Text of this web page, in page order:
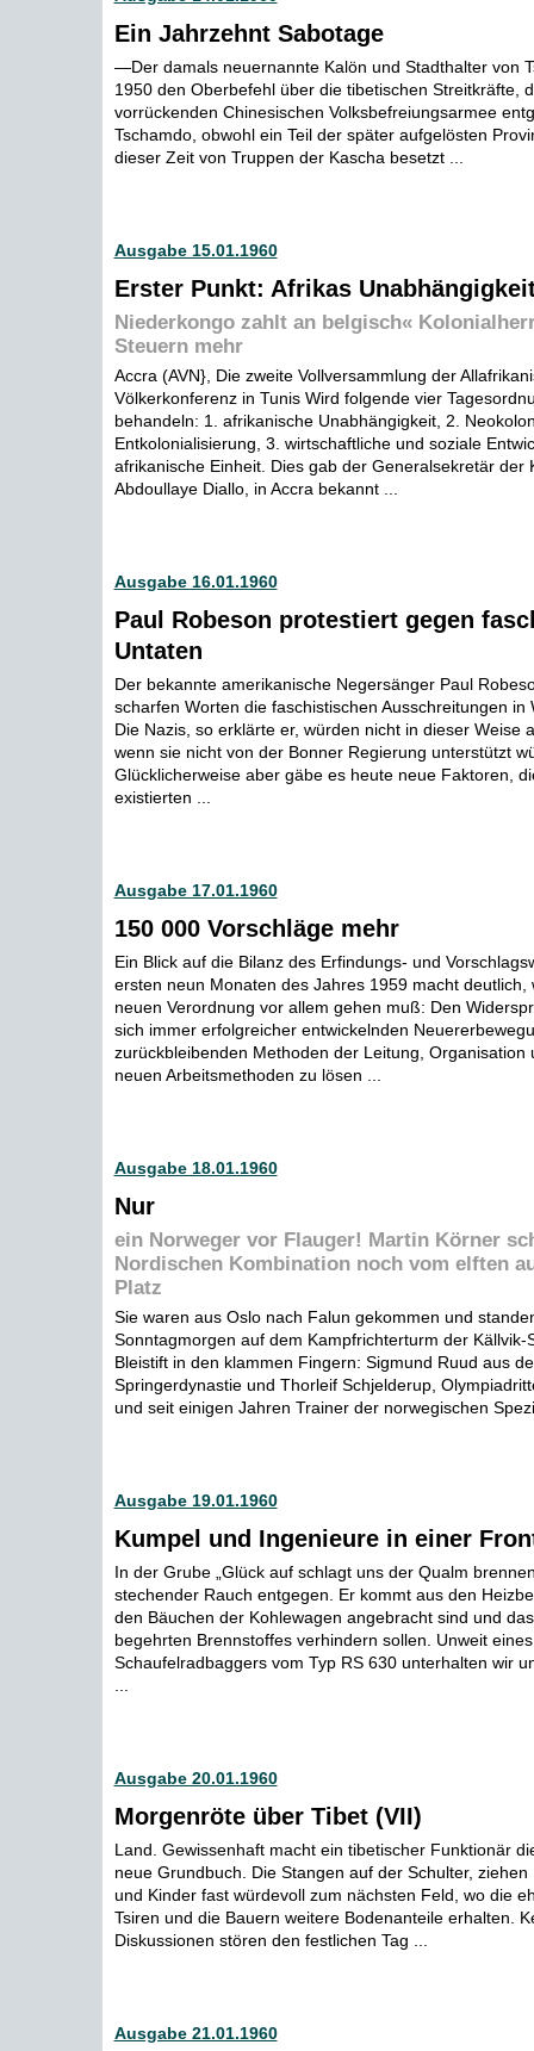
Ein Jahrzehnt Sabotage
—Der damals neuernannte Kalön und Stadthalter von
1950 den Oberbefehl über die tibetischen Streitkräfte,
vorrückenden Chinesischen Volksbefreiungsarmee
Tschamdo, obwohl ein Teil der später aufgelösten
dieser Zeit von Truppen der Kascha besetzt ...
Ausgabe 15.01.1960
Erster Punkt: Afrikas
Niederkongo zahlt an belgisch«
Steuern mehr
Accra (AVN}, Die zweite Vollversammlung der
Völkerkonferenz in Tunis Wird folgende vier
behandeln: 1. afrikanische Unabhängigkeit, 2.
Entkolonialisierung, 3. wirtschaftliche und soziale
afrikanische Einheit. Dies gab der Generalsekretär der
Abdoullaye Diallo, in Accra bekannt ...
Ausgabe 16.01.1960
Paul Robeson protestiert gegen
Untaten
Der bekannte amerikanische Negersänger Paul
scharfen Worten die faschistischen Ausschreitungen in
Die Nazis, so erklärte er, würden nicht in dieser Weise
wenn sie nicht von der Bonner Regierung unterstützt
Glücklicherweise aber gäbe es heute neue Faktoren,
existierten ...
Ausgabe 17.01.1960
150 000 Vorschläge mehr
Ein Blick auf die Bilanz des Erfindungs- und
ersten neun Monaten des Jahres 1959 macht deutlich,
neuen Verordnung vor allem gehen muß: Den
sich immer erfolgreicher entwickelnden
zurückbleibenden Methoden der Leitung, Organisation
neuen Arbeitsmethoden zu lösen ...
Ausgabe 18.01.1960
Nur
ein Norweger vor Flauger! Martin Körner
Nordischen Kombination noch vom elften
Platz
Sie waren aus Oslo nach Falun gekommen und
Sonntagmorgen auf dem Kampfrichterturm der Källvik-
Bleistift in den klammen Fingern: Sigmund Ruud aus
Springerdynastie und Thorleif Schjelderup,
und seit einigen Jahren Trainer der norwegischen
Ausgabe 19.01.1960
Kumpel und Ingenieure in einer
In der Grube „Glück auf schlagt uns der Qualm
stechender Rauch entgegen. Er kommt aus den
den Bäuchen der Kohlewagen angebracht sind und
begehrten Brennstoffes verhindern sollen. Unweit
Schaufelradbaggers vom Typ RS 630 unterhalten wir
Ausgabe 20.01.1960
Morgenröte über Tibet (VII)
Land. Gewissenhaft macht ein tibetischer Funktionär
neue Grundbuch. Die Stangen auf der Schulter,
und Kinder fast würdevoll zum nächsten Feld, wo die
Tsiren und die Bauern weitere Bodenanteile erhalten.
Diskussionen stören den festlichen Tag ...
Ausgabe 21.01.1960